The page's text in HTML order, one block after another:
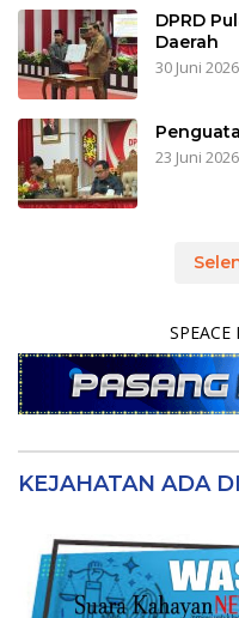
DPRD
Daerah
30 Juni 2026
23 Juni 2026
KEJAHATAN ADA